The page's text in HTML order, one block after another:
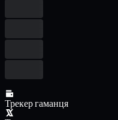
Трекер гаманця